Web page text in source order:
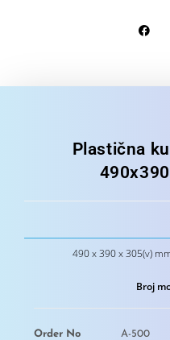
Plastična
490 x 390 x 305(v)
Broj
Order No
A-500